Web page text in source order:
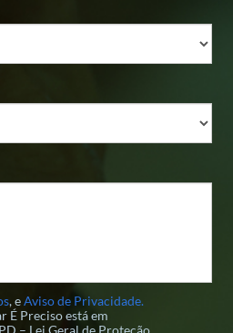
, eAviso de Privacidade.
É Preciso está em